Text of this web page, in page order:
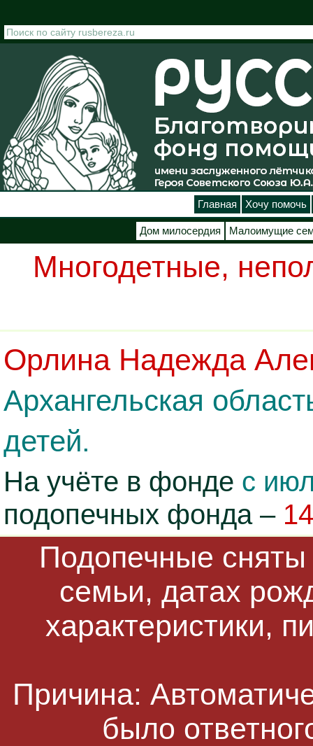
Главная Хочу помочь
Дом милосердия Малоимущие
Многодетные,
Орлина Надежда
Архангельская
детей.
На учёте в фонде с
подопечных фонда –
Подопечные
семьи, датах
характеристики,
Причина:
было